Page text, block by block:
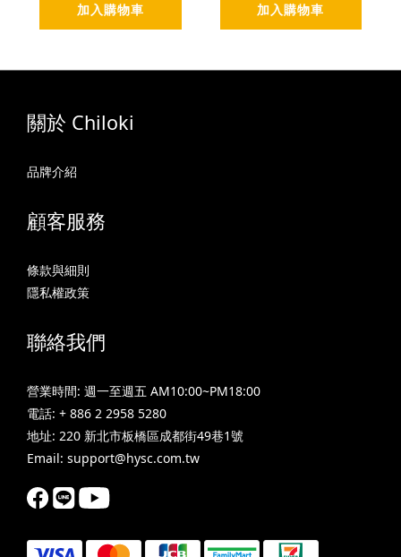
加入購物車 加入購物車
關於 Chiloki
品牌介紹
顧客服務
條款與細則
隱私權政策
聯絡我們
營業時間: 週一至週五 AM10:00~PM18:00
電話: + 886 2 2958 5280
地址: 220 新北市板橋區成都街49巷1號
Email: support@hysc.com.tw